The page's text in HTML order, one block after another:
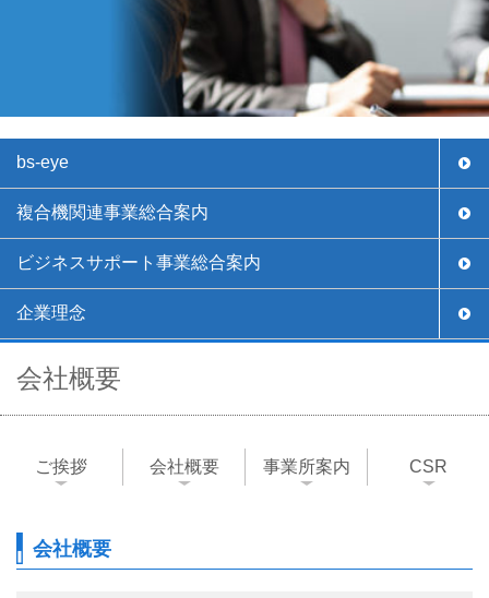
bs-eye
複合機関連事業総合案内
ビジネスサポート事業総合案内
企業理念
会社概要
ご挨拶 会社概要 事業所案内 CSR
会社概要